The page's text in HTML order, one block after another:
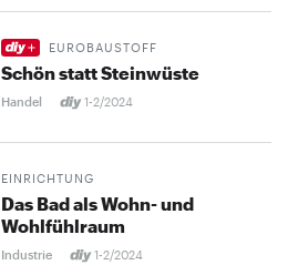
EUROBAUSTOFF
Schön statt Steinwüste
Handel 1-2/2024
EINRICHTUNG
Das Bad als Wohn- und
Wohlfühlraum
Industrie 1-2/2024